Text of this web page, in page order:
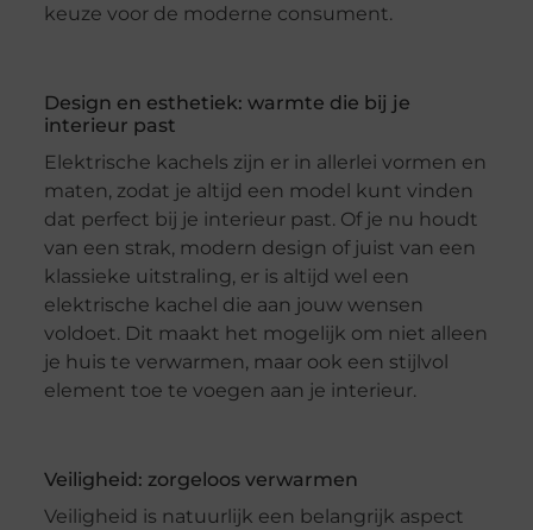
keuze voor de moderne consument.
Design en esthetiek: warmte die bij je
interieur past
Elektrische kachels zijn er in allerlei vormen en
maten, zodat je altijd een model kunt vinden
dat perfect bij je interieur past. Of je nu houdt
van een strak, modern design of juist van een
klassieke uitstraling, er is altijd wel een
elektrische kachel die aan jouw wensen
voldoet. Dit maakt het mogelijk om niet alleen
je huis te verwarmen, maar ook een stijlvol
element toe te voegen aan je interieur.
Veiligheid: zorgeloos verwarmen
Veiligheid is natuurlijk een belangrijk aspect